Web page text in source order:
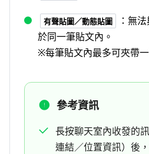
有聲貼圖／動態貼圖
：無
於同一筆貼文內。
※每筆貼文內最多可夾帶一
參考資訊
長按聊天室內收發的
連結／位置資訊）後